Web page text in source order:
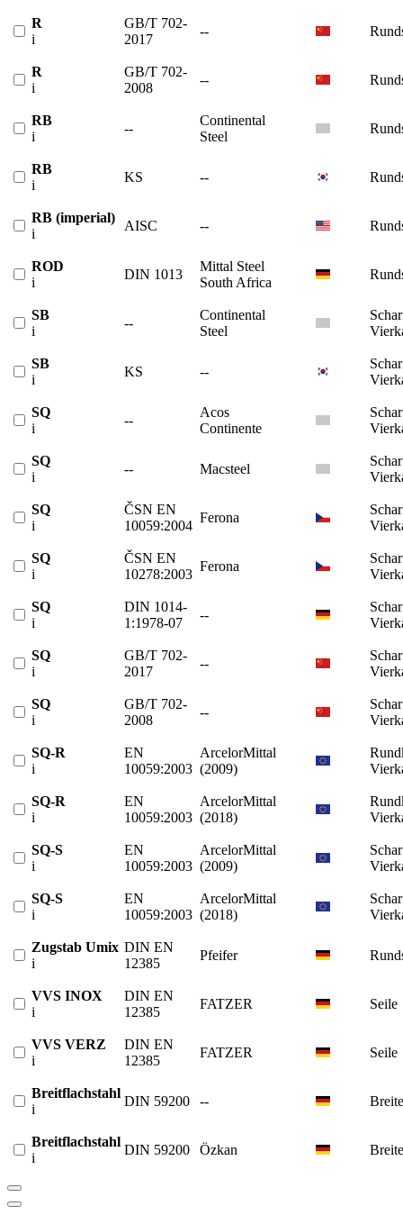
R
i
GB/T 702-
2017
--
R
i
GB/T 702-
2008
--
RB
i
--
Continental
Steel
RB
i
KS --
RB (imperial)
i
AISC --
ROD
i
DIN 1013
Mittal Steel
South Africa
SB
i
--
Continental
Steel
SB
i
KS --
SQ
i
--
Acos
Continente
SQ
i
-- Macsteel
SQ
i
ČSN EN
10059:2004
Ferona
SQ
i
ČSN EN
10278:2003
Ferona
SQ
i
DIN 1014-
1:1978-07
--
SQ
i
GB/T 702-
2017
--
SQ
i
GB/T 702-
2008
--
SQ-R
i
EN
10059:2003
ArcelorMittal
(2009)
SQ-R
i
EN
10059:2003
ArcelorMittal
(2018)
SQ-S
i
EN
10059:2003
ArcelorMittal
(2009)
SQ-S
i
EN
10059:2003
ArcelorMittal
(2018)
Zugstab Umix
i
DIN EN
12385
Pfeifer
VVS INOX
i
DIN EN
12385
FATZER Seile
VVS VERZ
i
DIN EN
12385
FATZER Seile
Breitflachstahl
i
DIN 59200 --
Breitflachstahl
i
DIN 59200 Özkan